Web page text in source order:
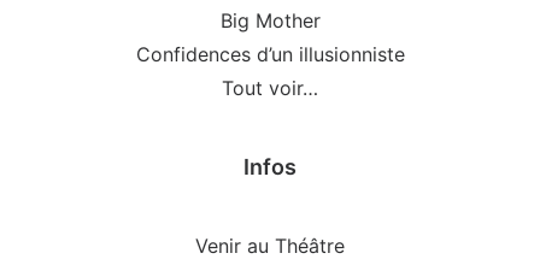
Big Mother
Confidences d’un illusionniste
Tout voir…
Infos
Venir au Théâtre